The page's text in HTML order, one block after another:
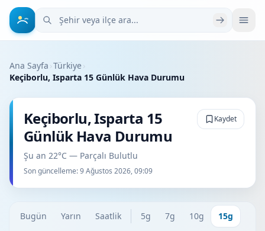
Şehir veya ilçe ara
Ana Sayfa ›Türkiye›
Keçiborlu, Isparta 15 Günlük Hava Durumu
Keçiborlu, Isparta 15
Günlük Hava Durumu
Şu an 22°C — Parçalı Bulutlu
Son güncelleme:9 Ağustos 2026, 09:09
Kaydet
Bugün Yarın Saatlik 5g 7g 10g
15g